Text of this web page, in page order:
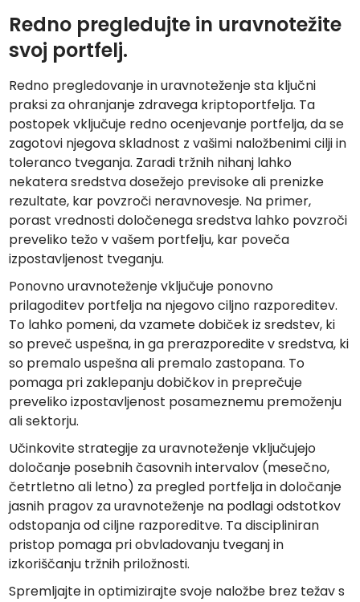
Redno pregledujte in uravnotežite
svoj portfelj.
Redno pregledovanje in uravnoteženje sta ključni
praksi za ohranjanje zdravega kriptoportfelja. Ta
postopek vključuje redno ocenjevanje portfelja, da se
zagotovi njegova skladnost z vašimi naložbenimi cilji in
toleranco tveganja. Zaradi tržnih nihanj lahko
nekatera sredstva dosežejo previsoke ali prenizke
rezultate, kar povzroči neravnovesje. Na primer,
porast vrednosti določenega sredstva lahko povzroči
preveliko težo v vašem portfelju, kar poveča
izpostavljenost tveganju.
Ponovno uravnoteženje vključuje ponovno
prilagoditev portfelja na njegovo ciljno razporeditev.
To lahko pomeni, da vzamete dobiček iz sredstev, ki
so preveč uspešna, in ga prerazporedite v sredstva, ki
so premalo uspešna ali premalo zastopana. To
pomaga pri zaklepanju dobičkov in preprečuje
preveliko izpostavljenost posameznemu premoženju
ali sektorju.
Učinkovite strategije za uravnoteženje vključujejo
določanje posebnih časovnih intervalov (mesečno,
četrtletno ali letno) za pregled portfelja in določanje
jasnih pragov za uravnoteženje na podlagi odstotkov
odstopanja od ciljne razporeditve. Ta discipliniran
pristop pomaga pri obvladovanju tveganj in
izkoriščanju tržnih priložnosti.
Spremljajte in optimizirajte svoje naložbe brez težav s